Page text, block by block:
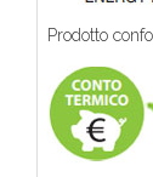
Prodotto